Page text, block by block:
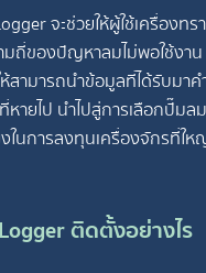
จะช่วยให้ผู้ใช้เครื่องทร
มถี่ของปัญหาลมไม่พอใช้งา
ห้สามารถนำข้อมูลที่ได้รับมา
หายไป นำไปสู่การเลือกปั๊ม
งในการลงทุนเครื่องจักรที่ใ
ติดตั้งอย่างไร